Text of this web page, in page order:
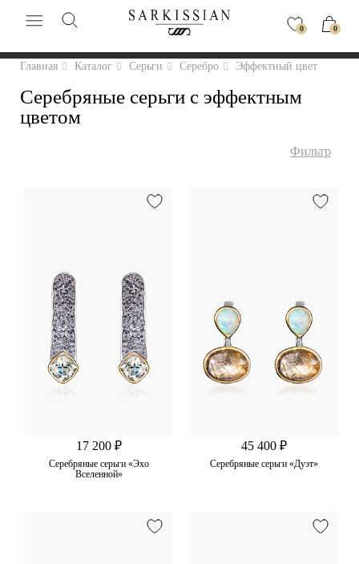
0 0
Главная Каталог Серьги Серебро Эффектный цвет
Серебряные серьги с эффектным
цветом
Фильтр
17 200 ₽
Серебряные серьги «Эхо
Вселенной»
45 400 ₽
Серебряные серьги «Дуэт»